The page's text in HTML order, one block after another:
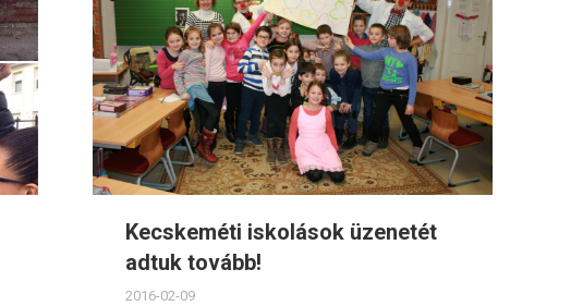
Kecskeméti iskolások üzenetét
adtuk tovább!
2016-02-09